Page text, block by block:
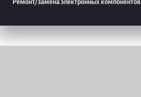
Ремонт/замена электронных компонентов